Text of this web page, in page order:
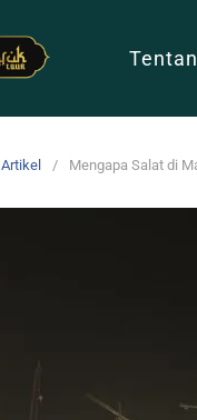
Artikel Mengapa Salat di